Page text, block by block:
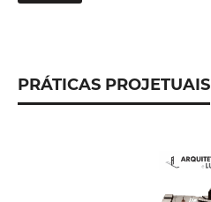
PRÁTICAS PROJETUAIS